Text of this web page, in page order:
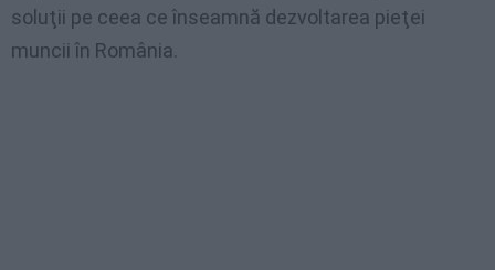
soluţii pe ceea ce înseamnă dezvoltarea pieţei
muncii în România.